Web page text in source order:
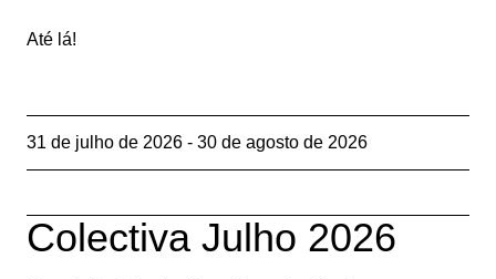
Até lá!
31 de julho de 2026 - 30 de agosto de 2026
Colectiva Julho 2026